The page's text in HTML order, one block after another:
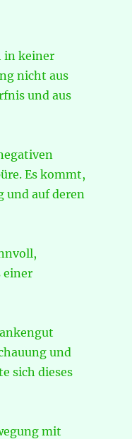
in keiner
nicht aus
und aus
Es kommt,
und auf deren
einer
und
sich dieses
mit